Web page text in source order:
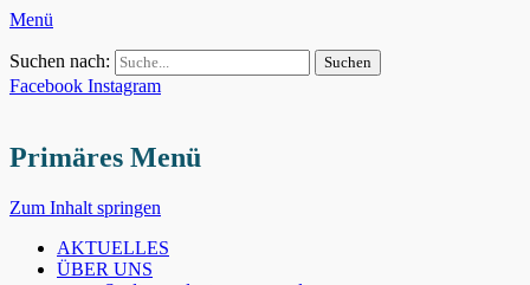
Menü
Suchen nach:
Facebook Instagram
Primäres Menü
Zum Inhalt springen
AKTUELLES
ÜBER UNS